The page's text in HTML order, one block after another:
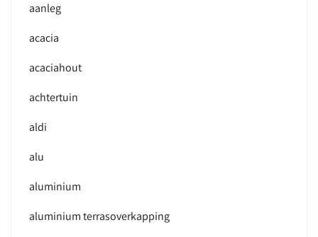
aanleg
acacia
acaciahout
achtertuin
aldi
alu
aluminium
aluminium terrasoverkapping